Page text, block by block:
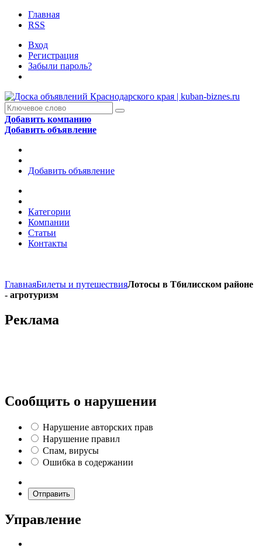
Главная
RSS
Вход
Регистрация
Забыли пароль?
Добавить компанию
Добавить объявление
Добавить объявление
Категории
Компании
Статьи
Контакты
ГлавнаяБилеты и путешествияЛотосы в Тбилисском районе
- агротуризм
Реклама
Сообщить о нарушении
Нарушение авторских прав
Нарушение правил
Спам, вирусы
Ошибка в содержании
Отправить
Управление